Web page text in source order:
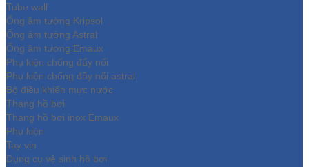
Tube wall
Ống âm tường Kripsol
Ống âm tường Astral
Ống âm tương Emaux
Phụ kiện chống đẩy nổi
Phụ kiện chống đẩy nổi astral
Bộ điều khiển mực nước
Thang hồ bơi
Thang hồ bơi inox Emaux
Phụ kiện
Tay vịn
Dụng cụ vệ sinh hồ bơi